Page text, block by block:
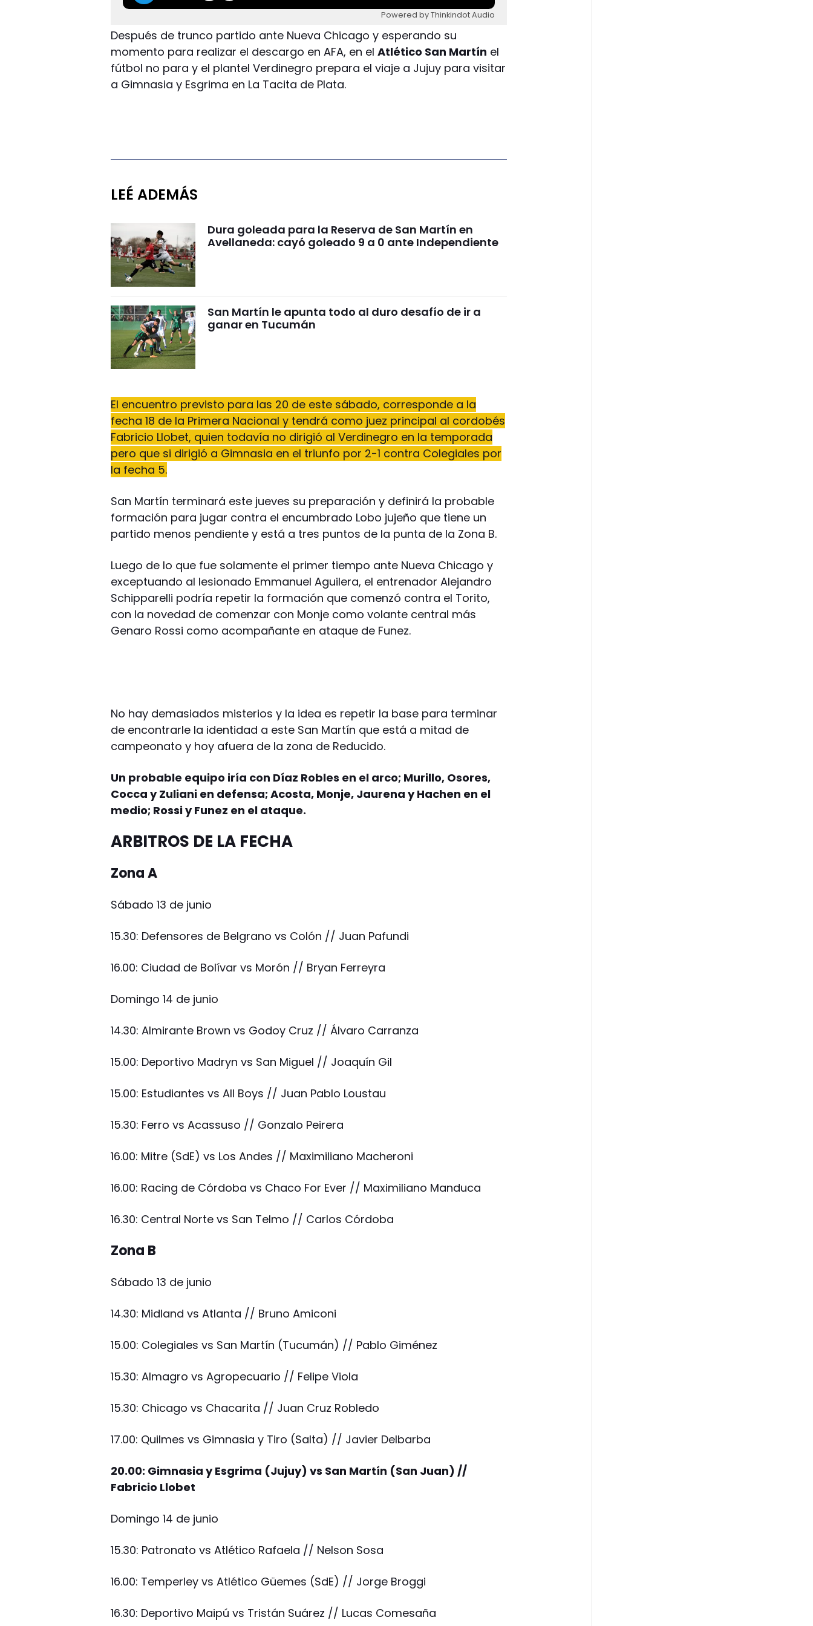
Powered by Thinkindot Audio
Después de trunco partido ante Nueva Chicago y esperando su
momento para realizar el descargo en AFA, en elAtlético San Martín el
fútbol no para y el plantel Verdinegro prepara el viaje a Jujuy para visitar
a Gimnasia y Esgrima en La Tacita de Plata.
LEÉ ADEMÁS
Dura goleada para la Reserva de San Martín en
Avellaneda: cayó goleado 9 a 0 ante Independiente
San Martín le apunta todo al duro desafío de ir a
ganar en Tucumán
El encuentro previsto para las 20 de este sábado, corresponde a la
fecha 18 de la Primera Nacional y tendrá como juez principal al cordobés
Fabricio Llobet, quien todavía no dirigió al Verdinegro en la temporada
pero que si dirigió a Gimnasia en el triunfo por 2-1 contra Colegiales por
la fecha 5.
San Martín terminará este jueves su preparación y definirá la probable
formación para jugar contra el encumbrado Lobo jujeño que tiene un
partido menos pendiente y está a tres puntos de la punta de la Zona B.
Luego de lo que fue solamente el primer tiempo ante Nueva Chicago y
exceptuando al lesionado Emmanuel Aguilera, el entrenador Alejandro
Schipparelli podría repetir la formación que comenzó contra el Torito,
con la novedad de comenzar con Monje como volante central más
Genaro Rossi como acompañante en ataque de Funez.
No hay demasiados misterios y la idea es repetir la base para terminar
de encontrarle la identidad a este San Martín que está a mitad de
campeonato y hoy afuera de la zona de Reducido.
Un probable equipo iría con Díaz Robles en el arco; Murillo, Osores,
Cocca y Zuliani en defensa; Acosta, Monje, Jaurena y Hachen en el
medio; Rossi y Funez en el ataque.
ARBITROS DE LA FECHA
Zona A
Sábado 13 de junio
15.30: Defensores de Belgrano vs Colón // Juan Pafundi
16.00: Ciudad de Bolívar vs Morón // Bryan Ferreyra
Domingo 14 de junio
14.30: Almirante Brown vs Godoy Cruz // Álvaro Carranza
15.00: Deportivo Madryn vs San Miguel // Joaquín Gil
15.00: Estudiantes vs All Boys // Juan Pablo Loustau
15.30: Ferro vs Acassuso // Gonzalo Peirera
16.00: Mitre (SdE) vs Los Andes // Maximiliano Macheroni
16.00: Racing de Córdoba vs Chaco For Ever // Maximiliano Manduca
16.30: Central Norte vs San Telmo // Carlos Córdoba
Zona B
Sábado 13 de junio
14.30: Midland vs Atlanta // Bruno Amiconi
15.00: Colegiales vs San Martín (Tucumán) // Pablo Giménez
15.30: Almagro vs Agropecuario // Felipe Viola
15.30: Chicago vs Chacarita // Juan Cruz Robledo
17.00: Quilmes vs Gimnasia y Tiro (Salta) // Javier Delbarba
20.00: Gimnasia y Esgrima (Jujuy) vs San Martín (San Juan) //
Fabricio Llobet
Domingo 14 de junio
15.30: Patronato vs Atlético Rafaela // Nelson Sosa
16.00: Temperley vs Atlético Güemes (SdE) // Jorge Broggi
16.30: Deportivo Maipú vs Tristán Suárez // Lucas Comesaña